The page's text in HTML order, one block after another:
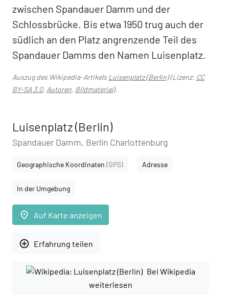
zwischen Spandauer Damm und der
Schlossbrücke. Bis etwa 1950 trug auch der
südlich an den Platz angrenzende Teil des
Spandauer Damms den Namen Luisenplatz.
Auszug des Wikipedia-ArtikelsLuisenplatz (Berlin)(Lizenz: CC
BY-SA 3.0, Autoren, Bildmaterial).
Luisenplatz (Berlin)
Spandauer Damm, Berlin Charlottenburg
Geographische Koordinaten (GPS) Adresse
In der Umgebung
place Auf Karte anzeigen
add_circle_outline Erfahrung teilen
Bei Wikipedia
weiterlesen